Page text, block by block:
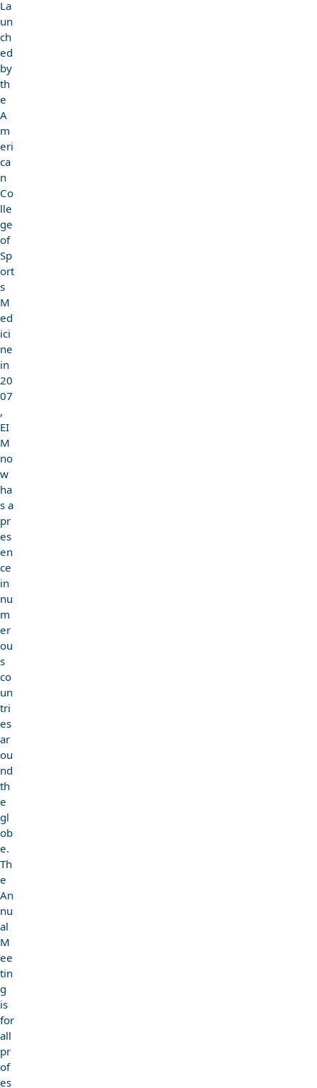
La
un
ch
ed
by
th
e
A
m
eri
ca
n
Co
lle
ge
of
Sp
ort
s
M
ed
ici
ne
in
20
07
,
EI
M
no
w
ha
s a
pr
es
en
ce
in
nu
m
er
ou
s
co
un
tri
es
ar
ou
nd
th
e
gl
ob
e.
Th
e
An
nu
al
M
ee
tin
g
is
for
all
pr
of
es